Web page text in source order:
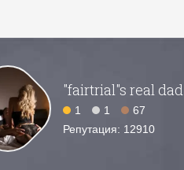
"fairtrial"s real dad
1 1
67
Репутация: 12910